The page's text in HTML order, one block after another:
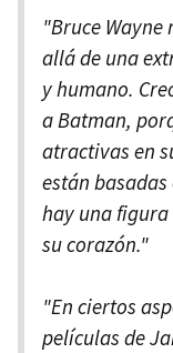
"Bruce
allá de una
y humano.
a Batman,
atractivas en
están
hay una
su corazón."
"En ciertos
películas de